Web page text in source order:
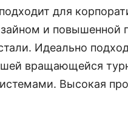
для
и повышенной
Идеально
вращающейся
Высокая